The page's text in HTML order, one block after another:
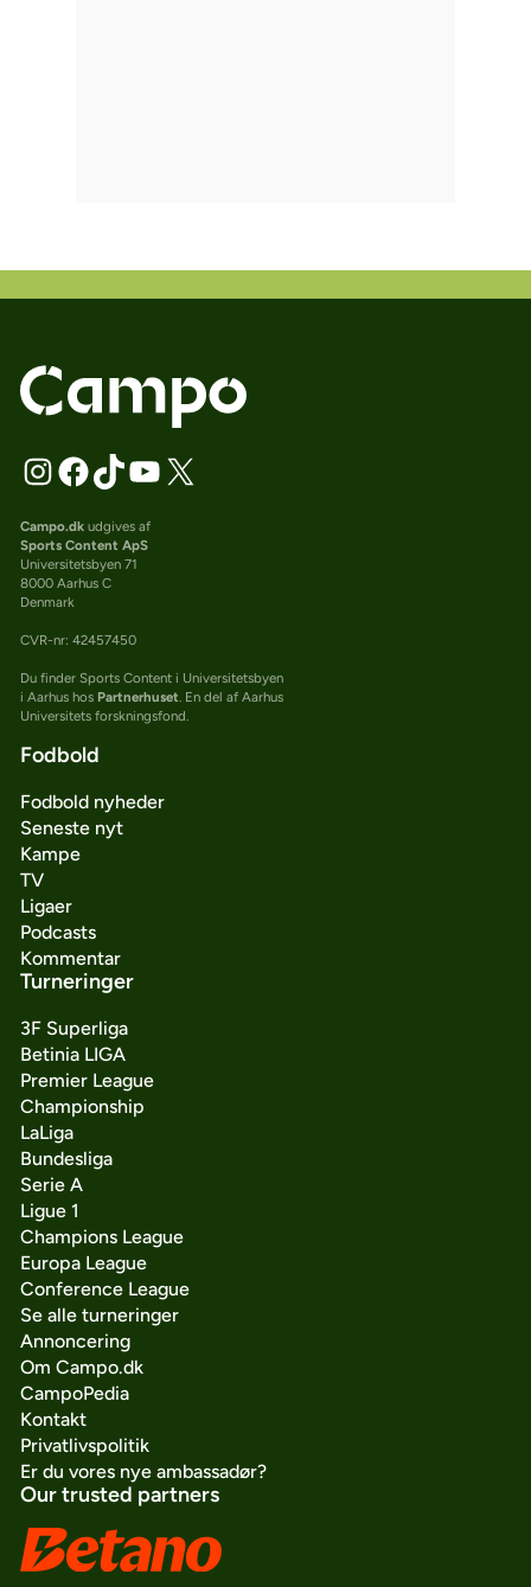
Campo.dkudgives af
Sports Content ApS
Universitetsbyen 71
8000 Aarhus C
Denmark
CVR-nr: 42457450
Du finder Sports Content i Universitetsbyen
i Aarhus hos Partnerhuset. En del af Aarhus
Universitets forskningsfond.
Fodbold
Fodbold nyheder
Seneste nyt
Kampe
TV
Ligaer
Podcasts
Kommentar
Turneringer
3F Superliga
Betinia LIGA
Premier League
Championship
LaLiga
Bundesliga
Serie A
Ligue 1
Champions League
Europa League
Conference League
Se alle turneringer
Annoncering
Om Campo.dk
CampoPedia
Kontakt
Privatlivspolitik
Er du vores nye ambassadør?
Our trusted partners